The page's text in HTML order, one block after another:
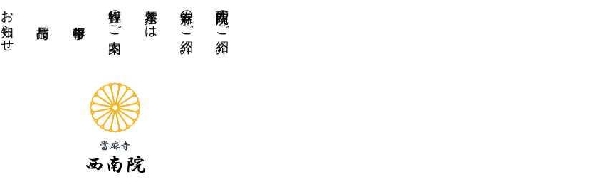
西南院のご紹介
當麻寺のご紹介
水琴窟とは
拝観のご案内
お知らせ